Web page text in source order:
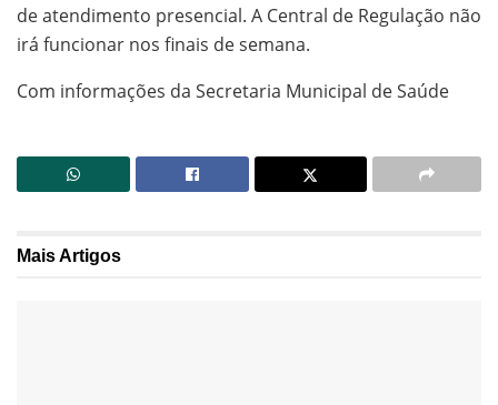
de atendimento presencial. A Central de Regulação não
irá funcionar nos finais de semana.
Com informações da Secretaria Municipal de Saúde
MaisArtigos